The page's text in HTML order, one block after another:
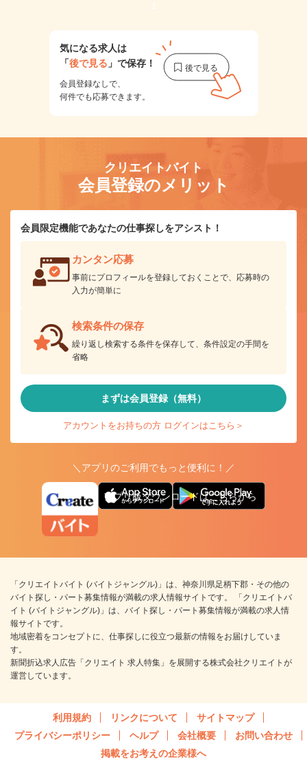
1
気になる求人は
「後で見る 」で保存！
会員登録なしで、
何件でも応募できます。
クリエイトバイト
会員登録のメリット
会員限定機能であなたの仕事探しをアシスト！
カンタン応募
事前にプロフィールを登録しておくことで、応募時の
入力が簡単に
検索条件の保存
繰り返し検索する条件を保存して、条件設定の手間を
省略
まずは会員登録（無料）
アカウントをお持ちの方 ログインはこちら＞
＼アプリのご利用でもっと便利に！／
アプリ版ダウンロードはこちらから
「クリエイトバイト (バイトジャングル)」は、神奈川県足柄下郡・その他の
バイト探し・パート募集情報が満載の求人情報サイトです。 「クリエイトバ
イト (バイトジャングル)」は、バイト探し・パート募集情報が満載の求人情
報サイトです。
地域密着をコンセプトに、仕事探しに役立つ最新の情報をお届けしていま
す。
新聞折込求人広告「クリエイト 求人特集」を展開する株式会社クリエイトが
運営しています。
利用規約 リンクについて
サイトマップ
プライバシーポリシー
ヘルプ 会社概要
お問い合わせ
掲載をお考えの企業様へ